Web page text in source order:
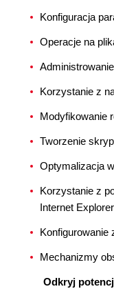
Konfiguracja
Operacje na
Korzystanie z
Modyfikowanie
Tworzenie
Optymalizacja
Korzystanie z
Internet Explorer
Mechanizmy
Odkryj